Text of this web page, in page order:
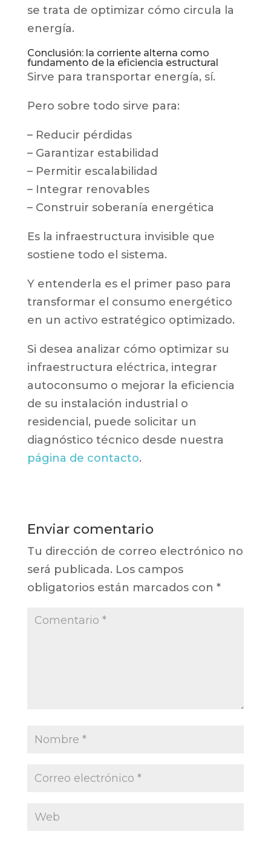
se trata de optimizar cómo circula la
energía.
Conclusión: la corriente alterna como
fundamento de la eficiencia estructural
Sirve para transportar energía, sí.
Pero sobre todo sirve para:
– Reducir pérdidas
– Garantizar estabilidad
– Permitir escalabilidad
– Integrar renovables
– Construir soberanía energética
Es la infraestructura invisible que
sostiene todo el sistema.
Y entenderla es el primer paso para
transformar el consumo energético
en un activo estratégico optimizado.
Si desea analizar cómo optimizar su
infraestructura eléctrica, integrar
autoconsumo o mejorar la eficiencia
de su instalación industrial o
residencial, puede solicitar un
diagnóstico técnico desde nuestra
página de contacto.
Enviar comentario
Tu dirección de correo electrónico no
será publicada. Los campos
obligatorios están marcados con *